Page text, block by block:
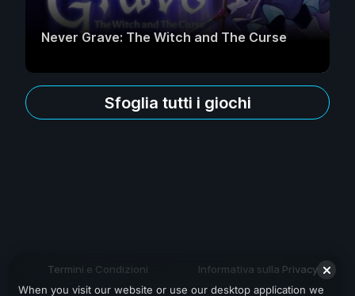
Never Grave: The Witch and The Curse
Sfoglia tutti i giochi
Termini e Condizioni Informativa sulla Privacy
When you visit our website or use our desktop application we